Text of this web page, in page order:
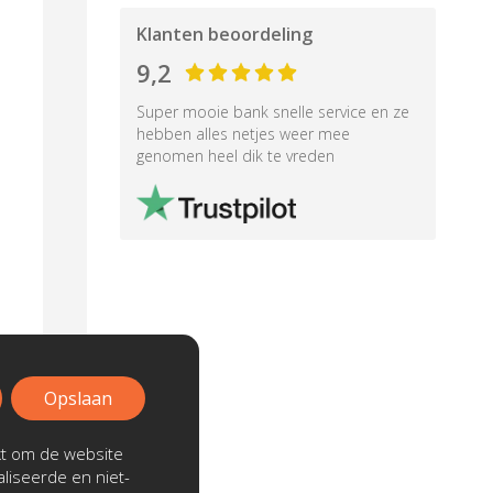
Klanten beoordeling
9,2
Super mooie bank snelle service en ze
hebben alles netjes weer mee
genomen heel dik te vreden
om de website
en niet-
Opslaan